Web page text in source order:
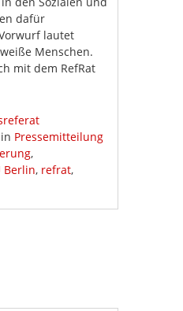
dafür
lautet
Menschen.
mit dem RefRat
Pressemitteilung
,
Berlin, refrat,